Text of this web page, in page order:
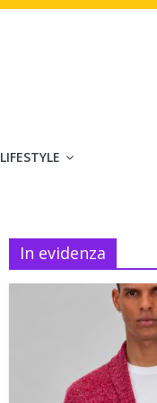
LIFESTYLE
In evidenza